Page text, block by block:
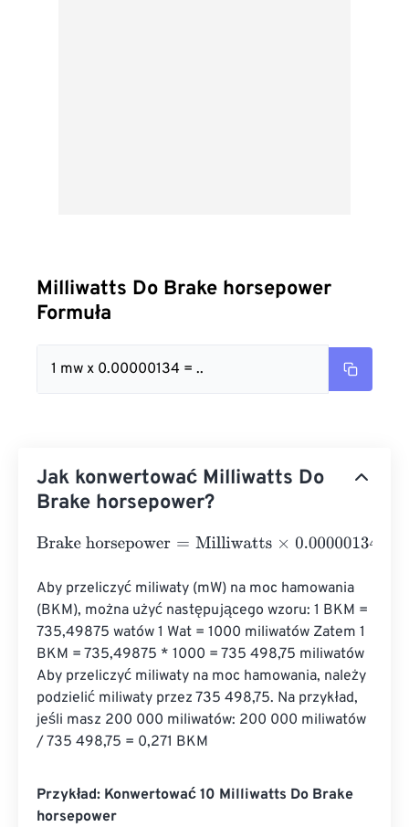
Milliwatts Do Brake horsepower
Formuła
1 mw x 0.00000134 = ..
Jak konwertować Milliwatts Do
Brake horsepower?
Brake horsepower=Milliwatts×0.00000134
Aby przeliczyć miliwaty (mW) na moc hamowania
(BKM), można użyć następującego wzoru: 1 BKM =
735,49875 watów 1 Wat = 1000 miliwatów Zatem 1
BKM = 735,49875 * 1000 = 735 498,75 miliwatów
Aby przeliczyć miliwaty na moc hamowania, należy
podzielić miliwaty przez 735 498,75. Na przykład,
jeśli masz 200 000 miliwatów: 200 000 miliwatów
/ 735 498,75 = 0,271 BKM
Przykład: Konwertować 10 Milliwatts Do Brake
horsepower